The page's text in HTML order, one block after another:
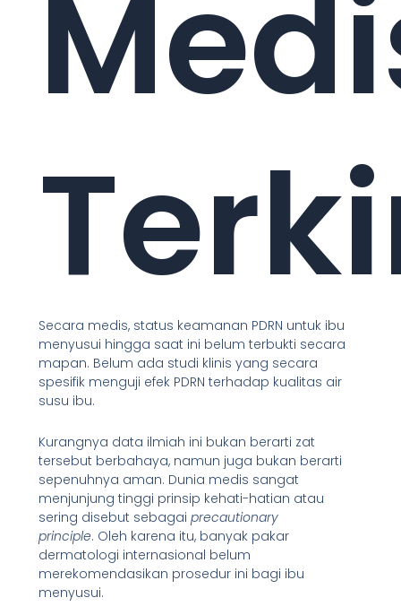
Secara medis, status keamanan PDRN untuk ibu
menyusui hingga saat ini belum terbukti secara
mapan. Belum ada studi klinis yang secara
spesifik menguji efek PDRN terhadap kualitas air
susu ibu.
Kurangnya data ilmiah ini bukan berarti zat
tersebut berbahaya, namun juga bukan berarti
sepenuhnya aman. Dunia medis sangat
menjunjung tinggi prinsip kehati-hatian atau
sering disebut sebagai precautionary
principle. Oleh karena itu, banyak pakar
dermatologi internasional belum
merekomendasikan prosedur ini bagi ibu
menyusui.